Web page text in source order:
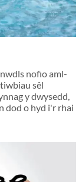
nofio aml-
sêl
y dwysedd,
dod o hyd i'r rhai